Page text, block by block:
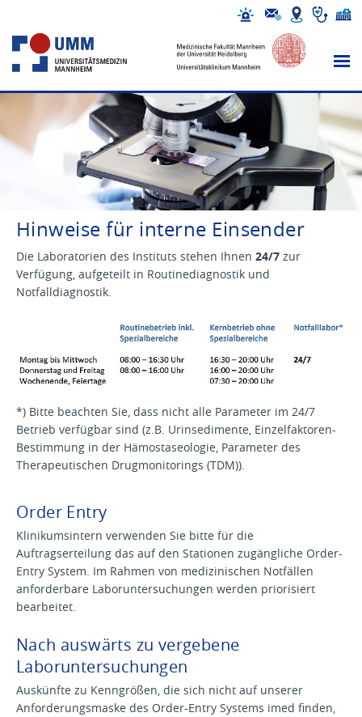
Hinweise für interne Einsender
Die Laboratorien des Instituts stehen Ihnen 24/7 zur
Verfügung, aufgeteilt in Routinediagnostik und
Notfalldiagnostik.
*) Bitte beachten Sie, dass nicht alle Parameter im 24/7
Betrieb verfügbar sind (z.B. Urinsedimente, Einzelfaktoren-
Bestimmung in der Hämostaseologie, Parameter des
Therapeutischen Drugmonitorings (TDM)).
Order Entry
Klinikumsintern verwenden Sie bitte für die
Auftragserteilung das auf den Stationen zugängliche Order-
Entry System. Im Rahmen von medizinischen Notfällen
anforderbare Laboruntersuchungen werden priorisiert
bearbeitet.
Nach auswärts zu vergebene
Laboruntersuchungen
Auskünfte zu Kenngrößen, die sich nicht auf unserer
Anforderungsmaske des Order-Entry Systems imed finden,